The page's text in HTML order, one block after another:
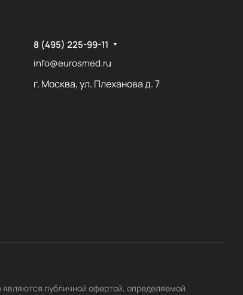
8 (495) 225-99-11
info@eurosmed.ru
г. Москва, ул. Плеханова д. 7
публичной офертой, определяемой